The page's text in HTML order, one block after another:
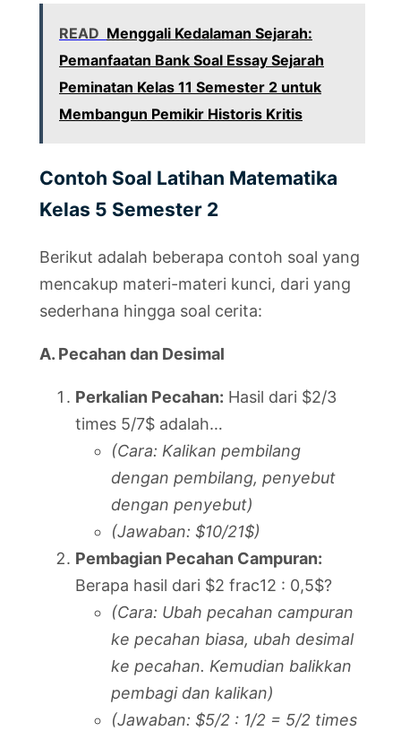
READ Menggali Kedalaman Sejarah:
Pemanfaatan Bank Soal Essay Sejarah
Peminatan Kelas 11 Semester 2 untuk
Membangun Pemikir Historis Kritis
Contoh Soal Latihan Matematika
Kelas 5 Semester 2
Berikut adalah beberapa contoh soal yang
mencakup materi-materi kunci, dari yang
sederhana hingga soal cerita:
A. Pecahan dan Desimal
Perkalian Pecahan: Hasil dari $2/3
times 5/7$ adalah…
(Cara: Kalikan pembilang
dengan pembilang, penyebut
dengan penyebut)
(Jawaban: $10/21$)
Pembagian Pecahan Campuran:
Berapa hasil dari $2 frac12 : 0,5$?
(Cara: Ubah pecahan campuran
ke pecahan biasa, ubah desimal
ke pecahan. Kemudian balikkan
pembagi dan kalikan)
(Jawaban: $5/2 : 1/2 = 5/2 times